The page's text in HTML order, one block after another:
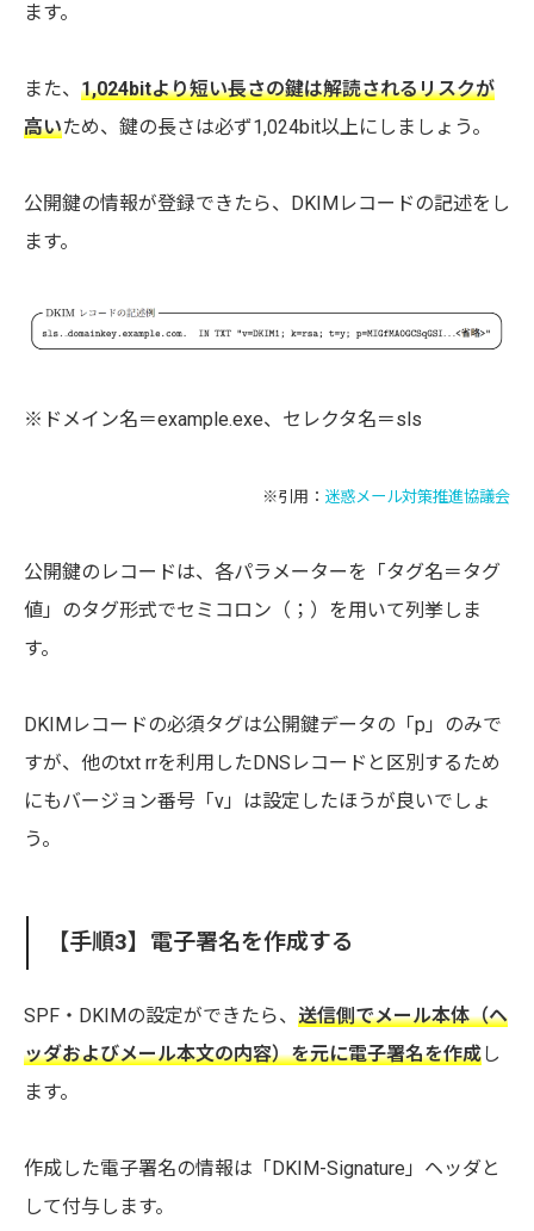
ます。
また、 1,024bitより短い長さの鍵は解読されるリスクが
高いため、鍵の長さは必ず1,024bit以上にしましょう。
公開鍵の情報が登録できたら、DKIMレコードの記述をし
ます。
※ドメイン名＝example.exe、セレクタ名＝sls
※引用： 迷惑メール対策推進協議会
公開鍵のレコードは、各パラメーターを「タグ名＝タグ
値」のタグ形式でセミコロン（；）を用いて列挙しま
す。
DKIMレコードの必須タグは公開鍵データの「p」のみで
すが、他のtxt rrを利用したDNSレコードと区別するため
にもバージョン番号「v」は設定したほうが良いでしょ
う。
【手順3】電子署名を作成する
SPF・DKIMの設定ができたら、 送信側でメール本体（ヘ
ッダおよびメール本文の内容）を元に電子署名を作成し
ます。
作成した電子署名の情報は「DKIM-Signature」ヘッダと
して付与します。